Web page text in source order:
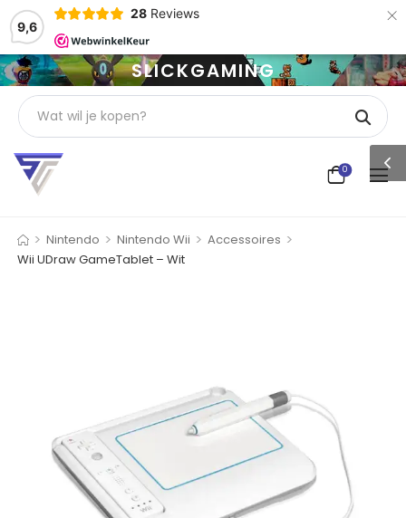
9,6
28 Reviews ×
SLICKGAMING
0
> Nintendo > Nintendo Wii > Accessoires >
Wii UDraw GameTablet – Wit